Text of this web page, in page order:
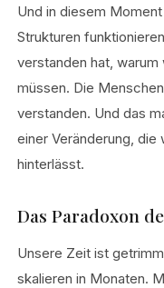
Und in diesem
Strukturen
verstanden hat,
müssen. Die
verstanden. Und das
einer Veränderung, die
hinterlässt.
Das Paradoxon
Unsere Zeit ist
skalieren in Monaten.